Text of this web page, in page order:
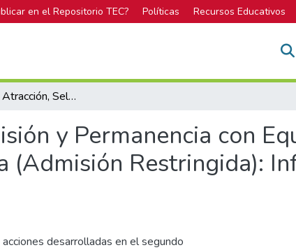
en el Repositorio TEC? Políticas Recursos Educativos
Programa de Atracción, Selección, Admisión y Permanencia con Equidad en el Instituto Tecnológico de Costa Rica (Admisión Restringida): Informe Segundo Semestre 2007
y Permanencia con
(Admisión Restringida):
desarrolladas en el segundo